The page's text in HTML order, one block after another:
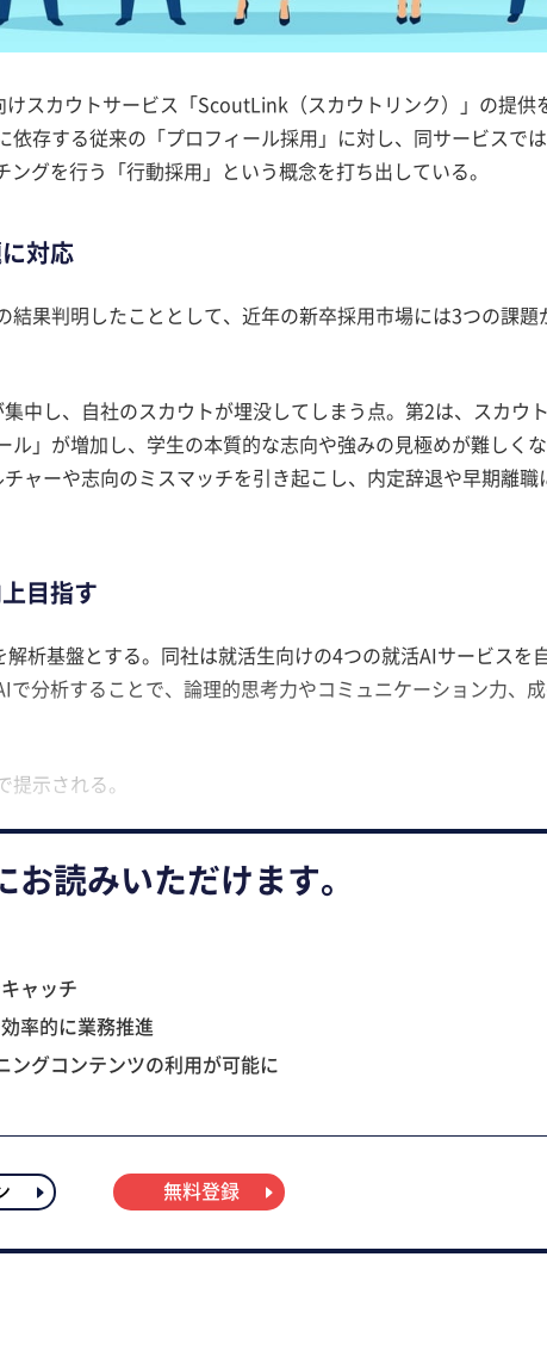
けスカウトサービス「ScoutLink（スカウトリンク）」の提供
存する従来の「プロフィール採用」に対し、同サービスで
グを行う「行動採用」という概念を打ち出している。
対応
果判明したこととして、近年の新卒採用市場には3つの課題
中し、自社のスカウトが埋没してしまう点。第2は、スカウ
」が増加し、学生の本質的な志向や強みの見極めが難しく
ャーや志向のミスマッチを引き起こし、内定辞退や早期離職
目指す
析基盤とする。同社は就活生向けの4つの就活AIサービスを
分析することで、論理的思考力やコミュニケーション力、
示される。
読みいただけます。
ャッチ
率的に業務推進
ングコンテンツの利用が可能に
無料登録